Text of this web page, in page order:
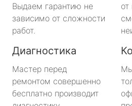
Выдаем гарантию не
зависимо от сложности
работ.
Диагностика
Мастер перед
ремонтом совершенно
бесплатно производит